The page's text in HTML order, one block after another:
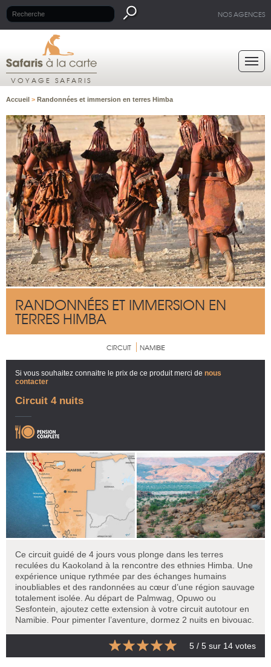
NOS AGENCES
VOYAGE SAFARIS
Accueil > Randonnées et immersion en terres Himba
RANDONNÉES ET IMMERSION EN
TERRES HIMBA
CIRCUIT NAMIBIE
Si vous souhaitez connaitre le prix de ce produit merci de nous
contacter
Circuit 4 nuits
Ce circuit guidé de 4 jours vous plonge dans les terres
reculées du Kaokoland à la rencontre des ethnies Himba. Une
expérience unique rythmée par des échanges humains
inoubliables et des randonnées au cœur d’une région sauvage
totalement isolée. Au départ de Palmwag, Opuwo ou
Sesfontein, ajoutez cette extension à votre circuit autotour en
Namibie. Pour pimenter l’aventure, dormez 2 nuits en bivouac.
5 / 5 sur 14 votes